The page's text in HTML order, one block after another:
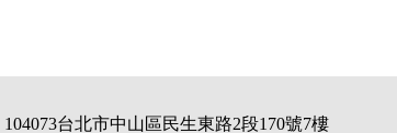
104073台北市中山區民生東路2段170號7樓